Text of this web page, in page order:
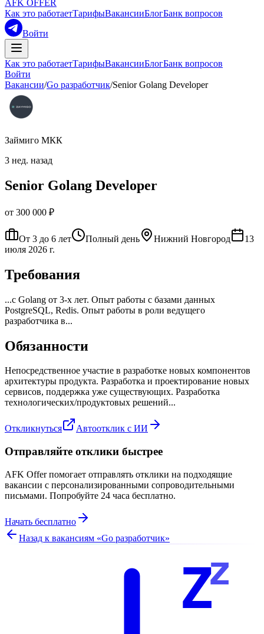
AFK OFFER
Как это работаетТарифыВакансииБлогБанк вопросов
Войти
Как это работаетТарифыВакансииБлогБанк вопросов
Войти
Вакансии/Go разработчик/Senior Golang Developer
Займиго МКК
3 нед. назад
Senior Golang Developer
от 300 000 ₽
От 3 до 6 лет Полный день Нижний Новгород
13
июля 2026 г.
Требования
...с Golang от 3-х лет. Опыт работы с базами данных
PostgreSQL, Redis. Опыт работы в роли ведущего
разработчика в...
Обязанности
Непосредственное участие в разработке новых компонентов
архитектуры продукта. Разработка и проектирование новых
сервисов, поддержка уже существующих. Разработка
технологических/продуктовых решений...
Откликнуться Автоотклик с ИИ
Отправляйте отклики быстрее
AFK Offer помогает отправлять отклики на подходящие
вакансии с персонализированными сопроводительными
письмами. Попробуйте 24 часа бесплатно.
Начать бесплатно
Назад к вакансиям «Go разработчик»
Zz